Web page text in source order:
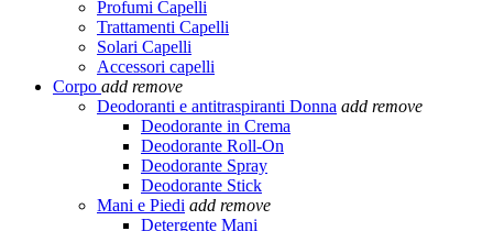
Profumi Capelli
Trattamenti Capelli
Solari Capelli
Accessori capelli
Corpo add remove
Deodoranti e antitraspiranti Donna add remove
Deodorante in Crema
Deodorante Roll-On
Deodorante Spray
Deodorante Stick
Mani e Piedi add remove
Detergente Mani